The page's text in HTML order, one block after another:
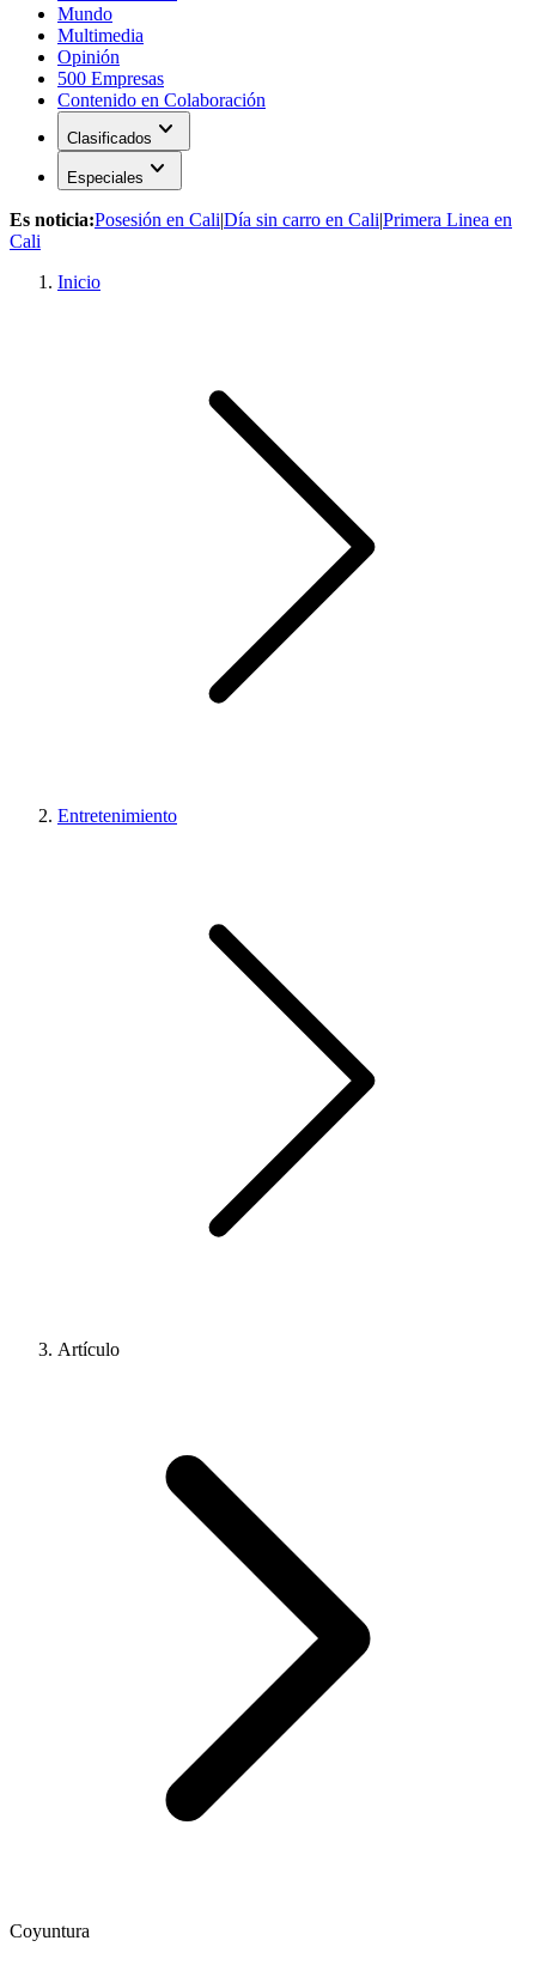
Mundo
Multimedia
Opinión
500 Empresas
Contenido en Colaboración
Clasificados expand_more
Especiales expand_more
Es noticia:Posesión en Cali|Día sin carro en Cali|Primera Linea en
Cali
Inicio
Entretenimiento
Artículo
Coyuntura